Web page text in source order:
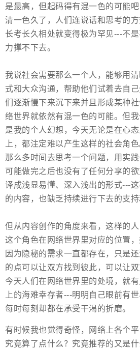
是最高，但起码得有混一色的可能吧
清一色久了，人们连说话和思考的
长考长久相处就变得极为罕见---不
力撑不下去。
我说社会需要那么一个人，能够用
式和大众沟通，帮助他们试着去自
们逐渐慢下来沉下来并且形成某种
络世界就依然有混一色的可能。但
是我的个人幻想，今天无论是在心
上，都注定难以产生这样的社会角
那么多时间去思考一个问题，用实
可能做完之后也没有了任何分享的
译成浅显易懂、深入浅出的形式---
的内容，也缺乏持续进行下去的支持
但从内容创作的角度来看，这样的人
这个角色在网络世界里对应的位置，
因为隐秘的需求一直都存在，只是
的点可以让双方找到彼此，可以让双
今天人们在网络世界里的处境，就
上的海难幸存者---明明自己眼前有
每时每刻却都在承受干渴的折磨。
有时候我也觉得奇怪，网络上各个
究竟算了点什么？究竟推荐的又是